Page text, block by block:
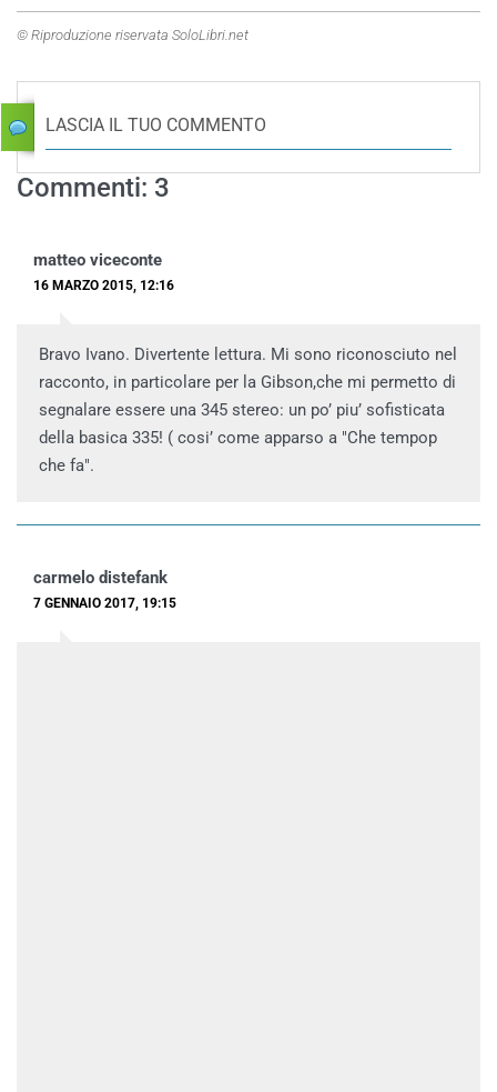
© Riproduzione riservata SoloLibri.net
LASCIA IL TUO COMMENTO
Commenti: 3
matteo viceconte
16 MARZO 2015, 12:16
Bravo Ivano. Divertente lettura. Mi sono riconosciuto nel
racconto, in particolare per la Gibson,che mi permetto di
segnalare essere una 345 stereo: un po’ piu’ sofisticata
della basica 335! ( cosi’ come apparso a "Che tempop
che fa".
carmelo distefank
7 GENNAIO 2017, 19:15